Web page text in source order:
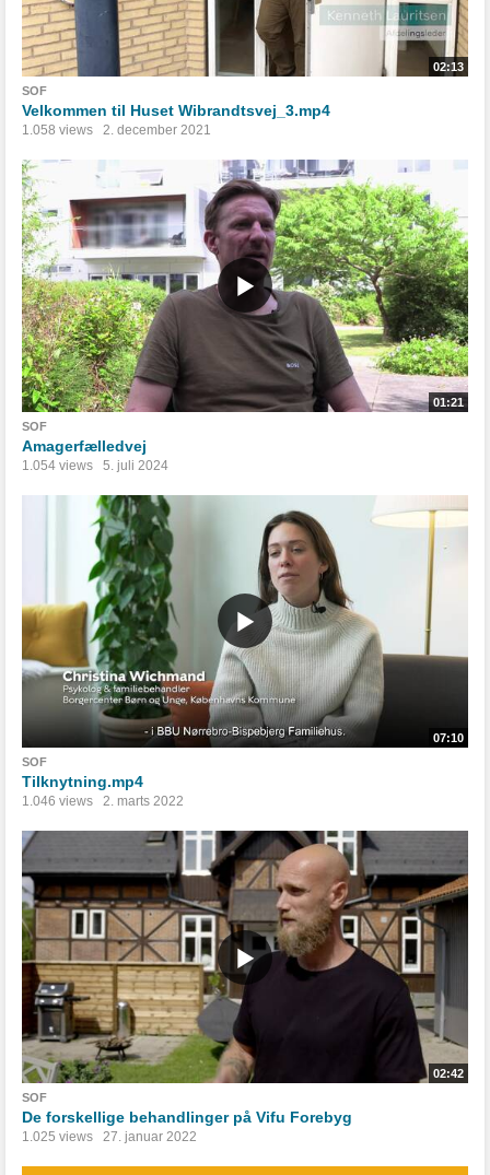
02:13
SOF
Velkommen til Huset Wibrandtsvej_3.mp4
1.058 views 2. december 2021
01:21
SOF
Amagerfælledvej
1.054 views 5. juli 2024
07:10
SOF
Tilknytning.mp4
1.046 views 2. marts 2022
02:42
SOF
De forskellige behandlinger på Vifu Forebyg
1.025 views 27. januar 2022